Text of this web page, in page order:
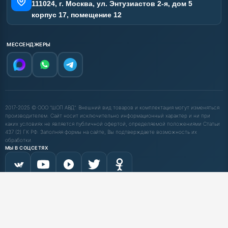
111024, г. Москва, ул. Энтузиастов 2-я, дом 5
корпус 17, помещение 12
МЕССЕНДЖЕРЫ
2017-2025 © ООО "ШОП АВД". Внешний вид товаров и комплектация могут изменяться
производителем. Сайт носит исключительно информационный характер и ни при
каких условиях не является публичной офертой, определяемой положениями Статьи
437 (2) ГК РФ. Заполняя формы на сайте, Вы подтверждаете возможность их
обработки.
МЫ В СОЦСЕТЯХ